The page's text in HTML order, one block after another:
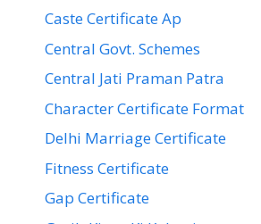
Caste Certificate Ap
Central Govt. Schemes
Central Jati Praman Patra
Character Certificate Format
Delhi Marriage Certificate
Fitness Certificate
Gap Certificate